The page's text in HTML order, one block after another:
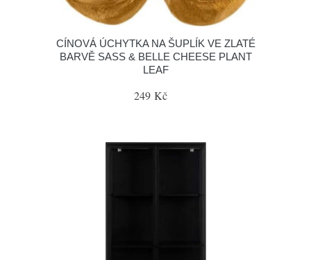
CÍNOVÁ ÚCHYTKA NA ŠUPLÍK VE ZLATÉ
BARVĚ SASS & BELLE CHEESE PLANT
LEAF
249 Kč